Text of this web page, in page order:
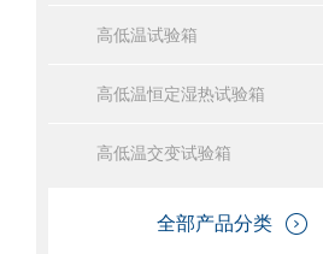
高低温试验箱
高低温恒定湿热试验箱
高低温交变试验箱
全部产品分类